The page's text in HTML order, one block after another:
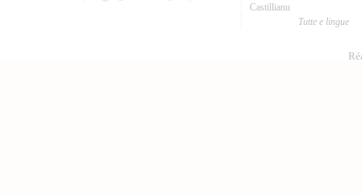
Castillianu
Tutte e lingue